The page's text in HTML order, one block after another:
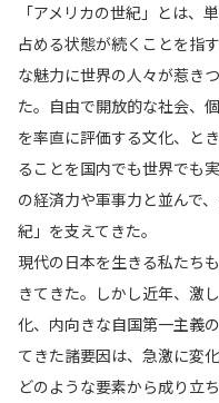
「アメリカの世紀」とは、
占める状態が続くことを指
な魅力に世界の人々が惹き
た。自由で開放的な社会、
を率直に評価する文化、と
ることを国内でも世界でも
の経済力や軍事力と並んで
紀」を支えてきた。
現代の日本を生きる私たち
きてきた。しかし近年、激
化、内向きな自国第一主義
てきた諸要因は、急激に変
どのような要素から成り立